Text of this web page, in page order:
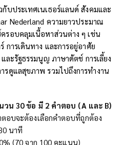
บประเทศเนเธอร์แลนด์ สังคมและ
Nederland ความยาวประมาณ
รอบคลุมเนื้อหาส่วนต่าง ๆ เช่น
การเดินทาง และการอยู่อาศัย
ละรัฐธรรมนูญ ภาษาดัตช์ การเลี้ยง
รดูแลสุขภาพ รวมไปถึงการทำงาน
น 30 ข้อ มี 2 คำตอบ (A และ B)
อบจะต้องเลือกคำตอบที่ถูกต้อง
นาที
(70 จาก 100 คะแนน)